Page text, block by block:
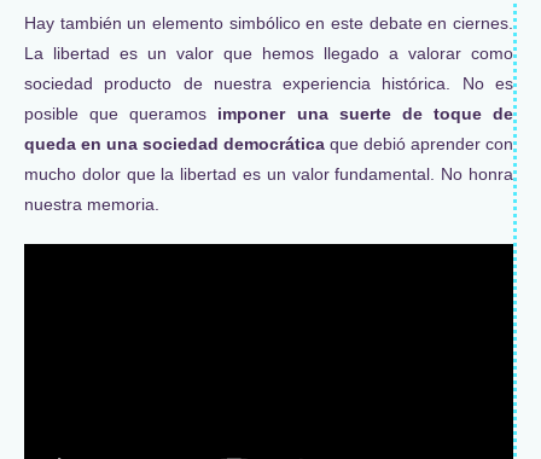
Hay también un elemento simbólico en este debate en ciernes.
La libertad es un valor que hemos llegado a valorar como
sociedad producto de nuestra experiencia histórica. No es
posible que queramos imponer una suerte de toque de
queda en una sociedad democrática que debió aprender con
mucho dolor que la libertad es un valor fundamental. No honra
nuestra memoria.